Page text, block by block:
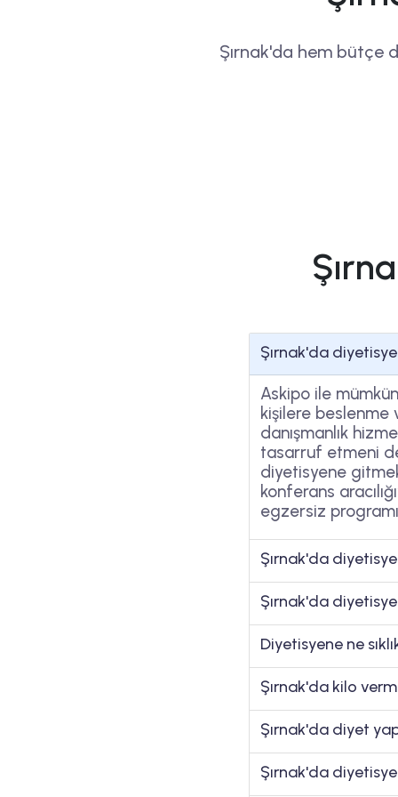
Şırnak'da hem bütçe
Şırnak'da
Askipo ile
kişilere beslenme
danışmanlık
tasarruf etmeni
diyetisyene
konferans
egzersiz
Şırnak'da
Şırnak'da
Diyetisyene ne
Şırnak'da kilo
Şırnak'da diyet
Şırnak'da